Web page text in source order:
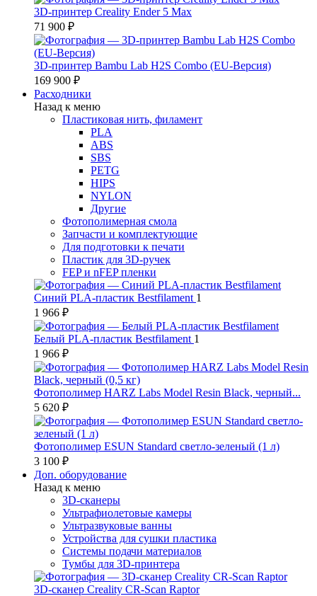
3D-принтер Creality Ender 5 Max
71 900 ₽
3D-принтер Bambu Lab H2S Combo (EU-Версия)
169 900 ₽
Расходники
Назад к меню
Пластиковая нить, филамент
PLA
ABS
SBS
PETG
HIPS
NYLON
Другие
Фотополимерная смола
Запчасти и комплектующие
Для подготовки к печати
Пластик для 3D-ручек
FEP и nFEP пленки
Синий PLA-пластик Bestfilament 1
1 966 ₽
Белый PLA-пластик Bestfilament 1
1 966 ₽
Фотополимер HARZ Labs Model Resin Black, черный...
5 620 ₽
Фотополимер ESUN Standard светло-зеленый (1 л)
3 100 ₽
Доп. оборудование
Назад к меню
3D-сканеры
Ультрафиолетовые камеры
Ультразвуковые ванны
Устройства для сушки пластика
Системы подачи материалов
Тумбы для 3D-принтера
3D-сканер Creality CR-Scan Raptor